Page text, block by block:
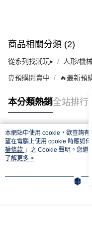
商品相關分類 (2)
從系列找潮玩▸ 人形/機
⏰預購開賣中 🔥最新預
本分類熱銷全站排行
熱門標籤
本網站中使用 cookie，欲查詢有
望在電腦上使用 cookie 時應如
權條款 」之 Cookie 聲明。您繼
用條款之 Cookie 聲明使用
了解更多 >